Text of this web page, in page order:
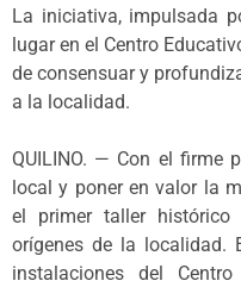
La iniciativa, impulsada
lugar en el Centro
de consensuar y
a la localidad.
QUILINO. — Con el firme
local y poner en valor la
el primer taller
orígenes de la localidad.
instalaciones del